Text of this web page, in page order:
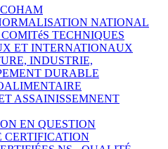
NATIONAL
TECHNIQUES
ET INTERNATIONAUX
INDUSTRIE,
DURABLE
ASSAINISSEMNENT
EN QUESTION
CERTIFICATION